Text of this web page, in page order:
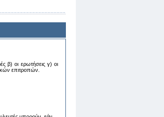
β) oι ερωτήσεις γ) oι
επιτροπών.